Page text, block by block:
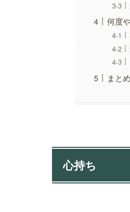
何度
まとめ
心持ち